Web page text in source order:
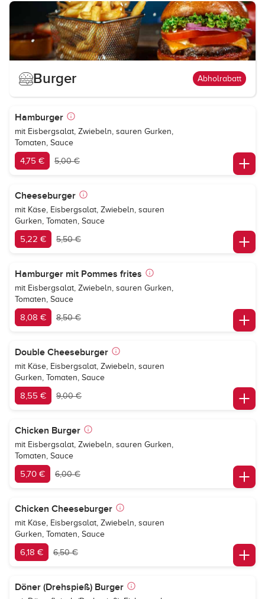
Burger Abholrabatt
Hamburger
mit Eisbergsalat, Zwiebeln, sauren Gurken,
Tomaten, Sauce
4,75 € 5,00 €
Cheeseburger
mit Käse, Eisbergsalat, Zwiebeln, sauren
Gurken, Tomaten, Sauce
5,22 € 5,50 €
Hamburger mit Pommes frites
mit Eisbergsalat, Zwiebeln, sauren Gurken,
Tomaten, Sauce
8,08 € 8,50 €
Double Cheeseburger
mit Käse, Eisbergsalat, Zwiebeln, sauren
Gurken, Tomaten, Sauce
8,55 € 9,00 €
Chicken Burger
mit Eisbergsalat, Zwiebeln, sauren Gurken,
Tomaten, Sauce
5,70 € 6,00 €
Chicken Cheeseburger
mit Käse, Eisbergsalat, Zwiebeln, sauren
Gurken, Tomaten, Sauce
6,18 € 6,50 €
Döner (Drehspieß) Burger